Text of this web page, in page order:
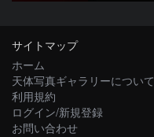
サイトマップ
ホーム
天体写真ギャラリーについて
利用規約
ログイン/新規登録
お問い合わせ